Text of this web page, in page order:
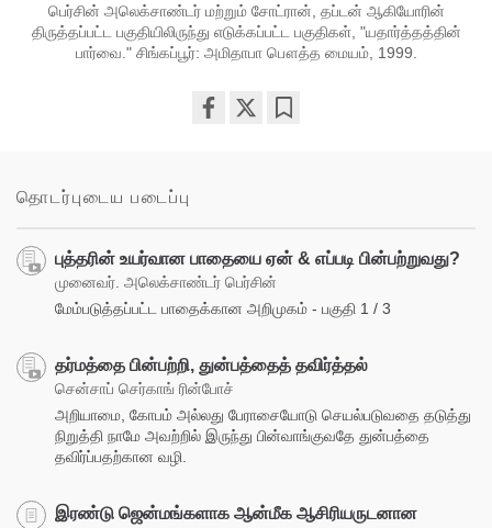
பெர்சின் அலெக்சாண்டர் மற்றும் சோட்ரான், தப்டன் ஆகியோரின்
திருத்தப்பட்ட பகுதியிலிருந்து எடுக்கப்பட்ட பகுதிகள், "யதார்த்தத்தின்
பார்வை." சிங்கப்பூர்: அமிதாபா பௌத்த மையம், 1999.
தொடர்புடைய படைப்பு
புத்தரின் உயர்வான பாதையை ஏன் & எப்படி பின்பற்றுவது?
முனைவர். அலெக்சாண்டர் பெர்சின்
மேம்படுத்தப்பட்ட பாதைக்கான அறிமுகம் - பகுதி 1 / 3
தர்மத்தை பின்பற்றி, துன்பத்தைத் தவிர்த்தல்
சென்சாப் செர்காங் ரின்போச்
அறியாமை, கோபம் அல்லது பேராசையோடு செயல்படுவதை தடுத்து
நிறுத்தி நாமே அவற்றில் இருந்து பின்வாங்குவதே துன்பத்தை
தவிர்ப்பதற்கான வழி.
இரண்டு ஜென்மங்களாக ஆன்மீக ஆசிரியருடனான